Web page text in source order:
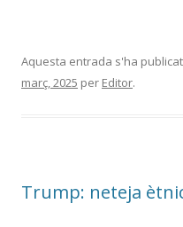
Aquesta entrada s'ha
març, 2025 per Editor.
Trump: neteja